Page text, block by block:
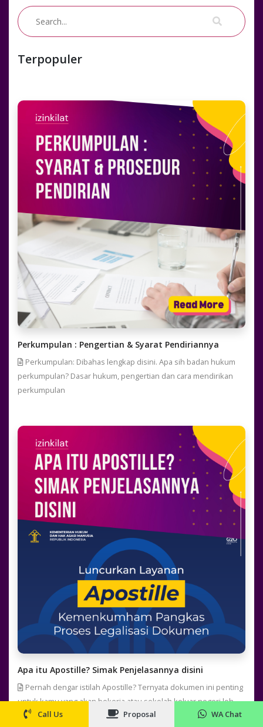
Terpopuler
Perkumpulan : Pengertian & Syarat Pendiriannya
Perkumpulan: Dibahas lengkap disini. Apa sih badan hukum
perkumpulan? Dasar hukum, pengertian dan cara mendirikan
perkumpulan
Apa itu Apostille? Simak Penjelasannya disini
Pernah dengar istilah Apostille? Ternyata dokumen ini penting
untuk kamu yang akan bekerja atau sekolah keluar negeri loh.
Yuk simak penjelasannya disini.
Call Us Proposal WA Chat